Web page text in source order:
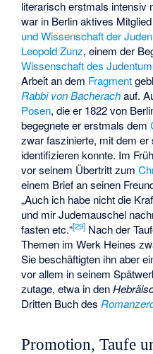
literarisch erstmals intensiv
war in Berlin aktives
und Wissenschaft der Juden
Leopold Zunz, einem der
Wissenschaft des
Arbeit an dem Fragment
Rabbi von Bacherachauf.
Posen, die er 1822 von
begegnete er erstmals dem
zwar faszinierte, mit dem er
identifizieren konnte. Im
vor seinem Übertritt zum
einem Brief an seinen
„Auch ich habe nicht die
und mir Judemauschel
fasten etc.“[29] Nach der
Themen im Werk Heines
Sie beschäftigten ihn aber
vor allem in seinem
zutage, etwa in den
Dritten Buch des
Promotion, Taufe